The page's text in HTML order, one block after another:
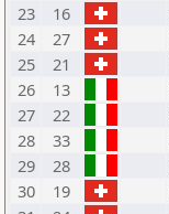
23
16
24
27
25
21
26
13
27
22
28
33
29
28
30
19